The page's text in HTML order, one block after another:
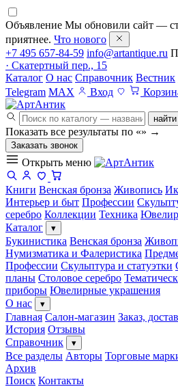
Объявление Мы обновили сайт —
приятнее. Что нового
+7 495 657-84-59 info@artantique.ru
· Скатертный пер., 15
Каталог О нас Справочник Вестник
Telegram MAX Вход
Показать все результаты по «» →
Заказать звонок
Открыть меню
Книги Венская бронза Живопись
Интерьер и быт Профессии
серебро Коллекции Техника
Каталог
▾
Букинистика Венская бронза
Нумизматика и Фалеристика
Профессии Скульптура и статуэтки
планы Столовое серебро
приборы Ювелирные украшения
О нас
▾
Главная Салон-магазин Заказ,
История Отзывы
Справочник
▾
Все разделы Авторы Торговые
Архив
Поиск Контакты